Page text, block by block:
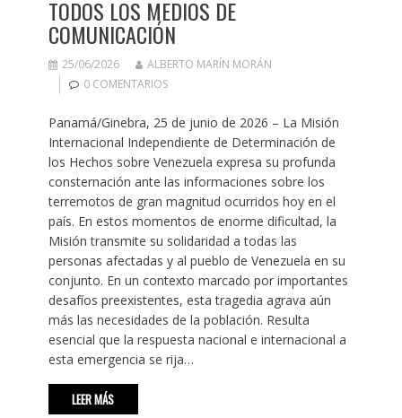
TODOS LOS MEDIOS DE
COMUNICACIÓN
25/06/2026
ALBERTO MARÍN MORÁN
0 COMENTARIOS
Panamá/Ginebra, 25 de junio de 2026 – La Misión
Internacional Independiente de Determinación de
los Hechos sobre Venezuela expresa su profunda
consternación ante las informaciones sobre los
terremotos de gran magnitud ocurridos hoy en el
país. En estos momentos de enorme dificultad, la
Misión transmite su solidaridad a todas las
personas afectadas y al pueblo de Venezuela en su
conjunto. En un contexto marcado por importantes
desafíos preexistentes, esta tragedia agrava aún
más las necesidades de la población. Resulta
esencial que la respuesta nacional e internacional a
esta emergencia se rija…
LEER MÁS